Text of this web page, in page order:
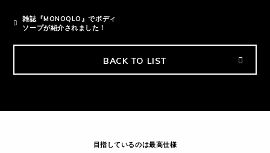
雑誌『MONOQLO』でボディ
ソープが紹介されました！
BACK TO LIST
目指しているのは最高仕様